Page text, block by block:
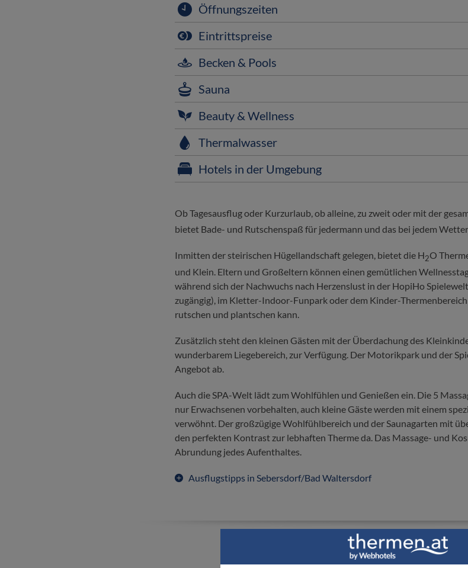
Öffnungszeiten
Eintrittspreise
Becken & Pools
Sauna
Beauty & Wellness
Thermalwasser
Hotels in der Umgebung
Ob Tagesausflug oder Kurzurlaub, ob alleine, zu zweit oder mit der
bietet Bade- und Rutschenspaß für jedermann und das bei jedem
Inmitten der steirischen Hügellandschaft gelegen, bietet die H2O
und Klein. Eltern und Großeltern können einen gemütlichen
während sich der Nachwuchs nach Herzenslust in der HopiHo
zugängig), im Kletter-Indoor-Funpark oder dem Kinder-
rutschen und plantschen kann.
Zusätzlich steht den kleinen Gästen mit der Überdachung des
wunderbarem Liegebereich, zur Verfügung. Der Motorikpark und der
Angebot ab.
Auch die SPA-Welt lädt zum Wohlfühlen und Genießen ein. Die 5
nur Erwachsenen vorbehalten, auch kleine Gäste werden mit einem
verwöhnt. Der großzügige Wohlfühlbereich und der Saunagarten mit
den perfekten Kontrast zur lebhaften Therme da. Das Massage- und
Abrundung jedes Aufenthaltes.
Ausflugstipps in Sebersdorf/Bad Waltersdorf
WEBHOTELS Thermen &